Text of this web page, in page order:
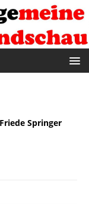
Springer